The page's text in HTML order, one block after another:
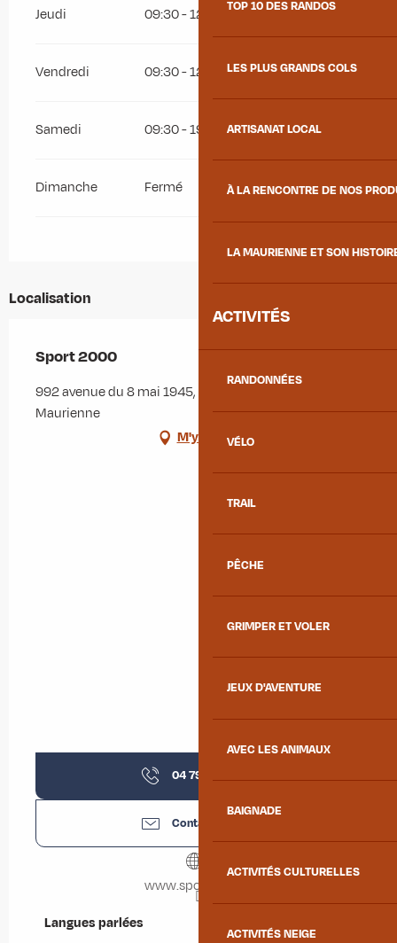
TOP 10 DES RANDOS
LES PLUS GRANDS COLS
ARTISANAT LOCAL
À LA RENCONTRE DE NOS
LA MAURIENNE ET SON
ACTIVITÉS
RANDONNÉES
VÉLO
TRAIL
PÊCHE
GRIMPER ET VOLER
JEUX D'AVENTURE
AVEC LES ANIMAUX
BAIGNADE
ACTIVITÉS CULTURELLES
ACTIVITÉS NEIGE
Jeudi 09:30 - 12:00 14:00 - 19:00
Vendredi 09:30 - 12:00 14:00 - 19:00
Samedi 09:30 - 19:00
Dimanche Fermé
Localisation
Sport 2000
992 avenue du 8 mai 1945, 73300 Saint-Jean-de-
Maurienne
M'y rendre
04 79 83 07
Contactez-nous
www.sport2000.fr
Langues parlées
Langues parlées